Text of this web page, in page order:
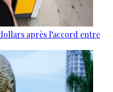
après l’accord entre